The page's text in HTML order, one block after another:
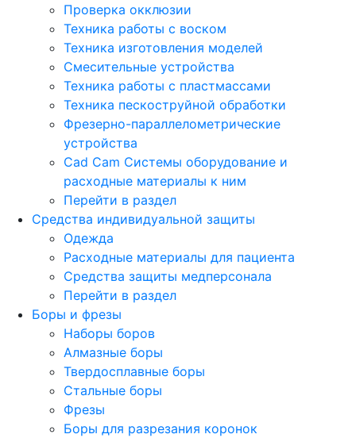
Проверка окклюзии
Техника работы с воском
Техника изготовления моделей
Смесительные устройства
Техника работы с пластмассами
Техника пескоструйной обработки
Фрезерно-параллелометрические
устройства
Cad Cam Системы оборудование и
расходные материалы к ним
Перейти в раздел
Средства индивидуальной защиты
Одежда
Расходные материалы для пациента
Средства защиты медперсонала
Перейти в раздел
Боры и фрезы
Наборы боров
Алмазные боры
Твердосплавные боры
Стальные боры
Фрезы
Боры для разрезания коронок